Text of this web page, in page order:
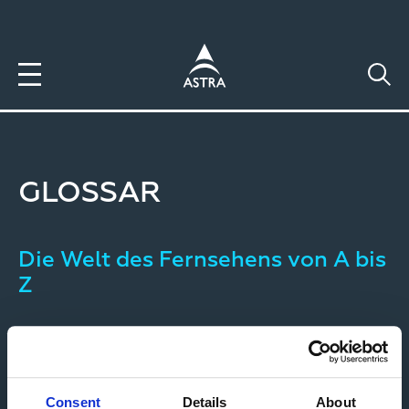
Consent Details About
GLOSSAR
Die Welt des Fernsehens von A bis
Z
Jetzt über die wichtigsten Begriffe